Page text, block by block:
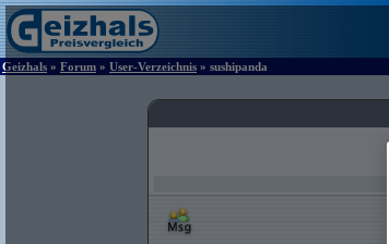
Geizhals » Forum » User-Verzeichnis » sushipanda